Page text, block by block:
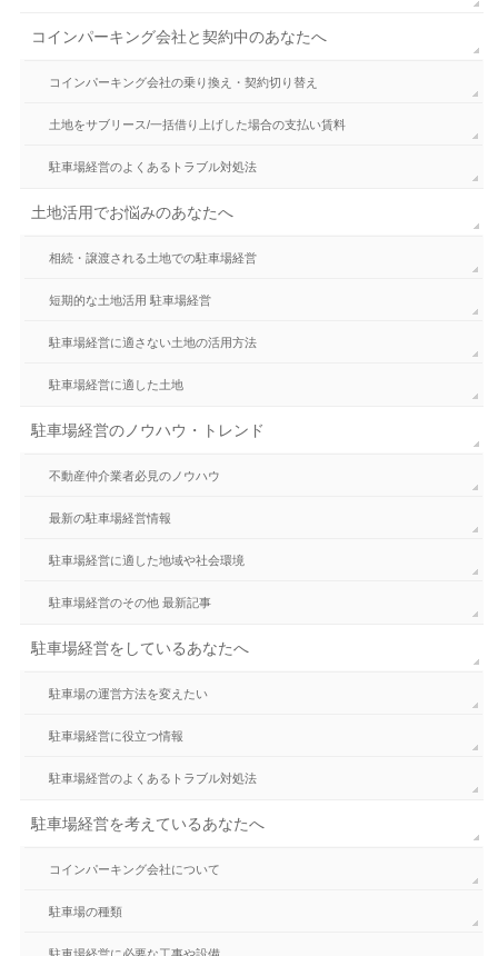
コインパーキング会社と契約中のあなたへ
コインパーキング会社の乗り換え・契約切り替え
土地をサブリース/一括借り上げした場合の支払い賃料
駐車場経営のよくあるトラブル対処法
土地活用でお悩みのあなたへ
相続・譲渡される土地での駐車場経営
短期的な土地活用 駐車場経営
駐車場経営に適さない土地の活用方法
駐車場経営に適した土地
駐車場経営のノウハウ・トレンド
不動産仲介業者必見のノウハウ
最新の駐車場経営情報
駐車場経営に適した地域や社会環境
駐車場経営のその他 最新記事
駐車場経営をしているあなたへ
駐車場の運営方法を変えたい
駐車場経営に役立つ情報
駐車場経営のよくあるトラブル対処法
駐車場経営を考えているあなたへ
コインパーキング会社について
駐車場の種類